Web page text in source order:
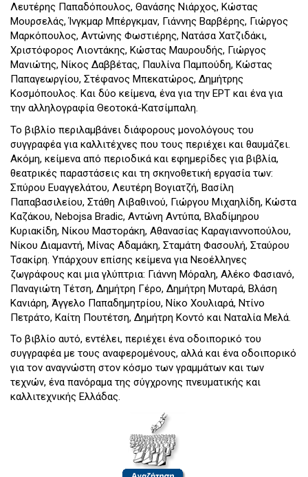
Λευτέρης Παπαδόπουλος, Θανάσης Νιάρχος, Κώστας
Μουρσελάς, Ίνγκμαρ Μπέργκμαν, Γιάννης Βαρβέρης, Γιώργος
Μαρκόπουλος, Αντώνης Φωστιέρης, Νατάσα Χατζιδάκι,
Χριστόφορος Λιοντάκης, Κώστας Μαυρουδής, Γιώργος
Μανιώτης, Νίκος Δαββέτας, Παυλίνα Παμπούδη, Κώστας
Παπαγεωργίου, Στέφανος Μπεκατώρος, Δημήτρης
Κοσμόπουλος. Και δύο κείμενα, ένα για την ΕΡΤ και ένα για
την αλληλογραφία Θεοτοκά-Κατσίμπαλη.
Το βιβλίο περιλαμβάνει διάφορους μονολόγους του
συγγραφέα για καλλιτέχνες που τους περιέχει και θαυμάζει.
Ακόμη, κείμενα από περιοδικά και εφημερίδες για βιβλία,
θεατρικές παραστάσεις και τη σκηνοθετική εργασία των:
Σπύρου Ευαγγελάτου, Λευτέρη Βογιατζή, Βασίλη
Παπαβασιλείου, Στάθη Λιβαθινού, Γιώργου Μιχαηλίδη, Κώστα
Καζάκου, Nebojsa Bradic, Αντώνη Αντύπα, Βλαδίμηρου
Κυριακίδη, Νίκου Μαστοράκη, Αθανασίας Καραγιαννοπούλου,
Νίκου Διαμαντή, Μίνας Αδαμάκη, Σταμάτη Φασουλή, Σταύρου
Τσακίρη. Υπάρχουν επίσης κείμενα για Νεοέλληνες
ζωγράφους και μια γλύπτρια: Γιάννη Μόραλη, Αλέκο Φασιανό,
Παναγιώτη Τέτση, Δημήτρη Γέρο, Δημήτρη Μυταρά, Βλάση
Κανιάρη, Άγγελο Παπαδημητρίου, Νίκο Χουλιαρά, Ντίνο
Πετράτο, Καίτη Πουτέτση, Δημήτρη Κοντό και Ναταλία Μελά.
Το βιβλίο αυτό, εντέλει, περιέχει ένα οδοιπορικό του
συγγραφέα με τους αναφερομένους, αλλά και ένα οδοιπορικό
για τον αναγνώστη στον κόσμο των γραμμάτων και των
τεχνών, ένα πανόραμα της σύγχρονης πνευματικής και
καλλιτεχνικής Ελλάδας.